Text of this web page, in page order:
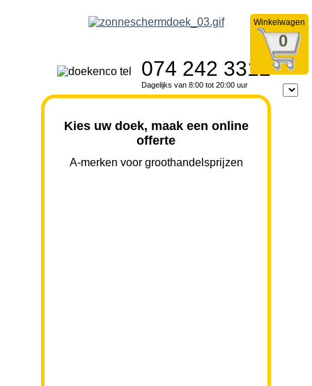
Winkelwagen
0
074 242 3312
Dagelijks van 8:00 tot 20:00 uur
Kies uw doek, maak een online
offerte
A-merken voor groothandelsprijzen